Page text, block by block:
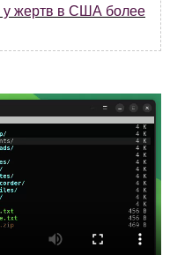
у жертв в США более